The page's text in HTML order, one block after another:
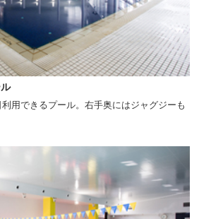
用できるプール。右手奥にはジャグジーも